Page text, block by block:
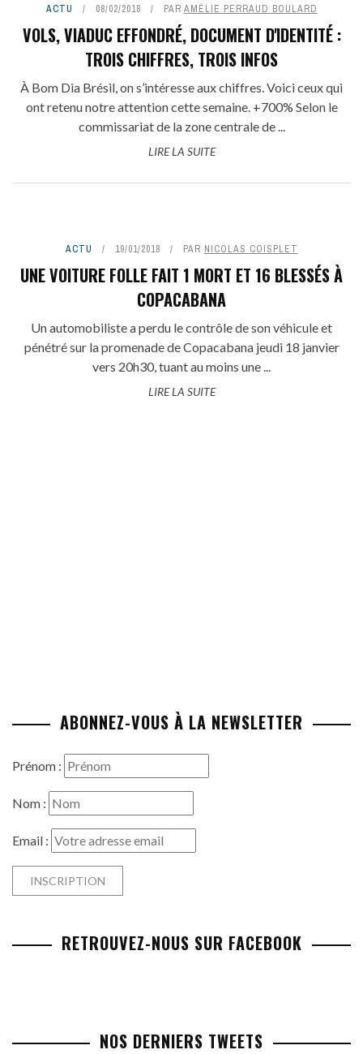
ACTU 08/02/2018 PAR AMÉLIE PERRAUD BOULARD
VOLS, VIADUC EFFONDRÉ, DOCUMENT D'IDENTITÉ :
TROIS CHIFFRES, TROIS INFOS
À Bom Dia Brésil, on s’intéresse aux chiffres. Voici ceux qui
ont retenu notre attention cette semaine. +700% Selon le
commissariat de la zone centrale de ...
LIRE LA SUITE
ACTU 19/01/2018 PAR NICOLAS COISPLET
UNE VOITURE FOLLE FAIT 1 MORT ET 16 BLESSÉS À
COPACABANA
Un automobiliste a perdu le contrôle de son véhicule et
pénétré sur la promenade de Copacabana jeudi 18 janvier
vers 20h30, tuant au moins une ...
LIRE LA SUITE
ABONNEZ-VOUS À LA NEWSLETTER
Prénom :
Nom :
Email :
RETROUVEZ-NOUS SUR FACEBOOK
NOS DERNIERS TWEETS